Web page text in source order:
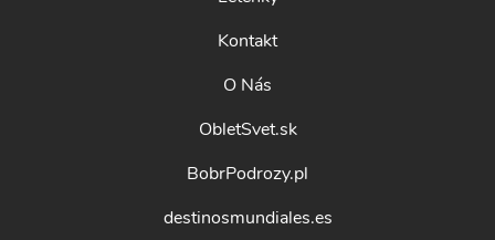
Kontakt
O Nás
ObletSvet.sk
BobrPodrozy.pl
destinosmundiales.es